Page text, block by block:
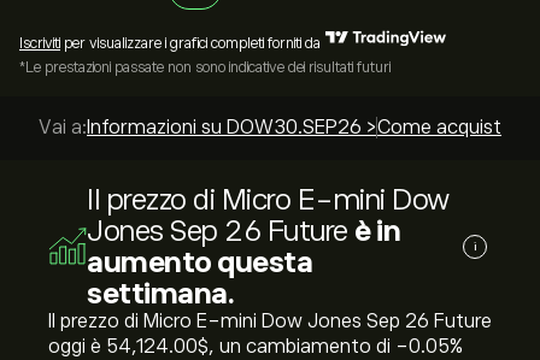
Iscriviti per visualizzare i grafici completi forniti da
*Le prestazioni passate non sono indicative dei risultati futuri
Vai a: Informazioni su DOW30.SEP26 >Come
Il prezzo di Micro E-mini Dow
Jones Sep 26 Future è in
aumento questa
settimana.
i
Il prezzo di Micro E-mini Dow Jones Sep 26 Future
oggi è 54,124.00‎$‎, un cambiamento di ‎-0.05‎%